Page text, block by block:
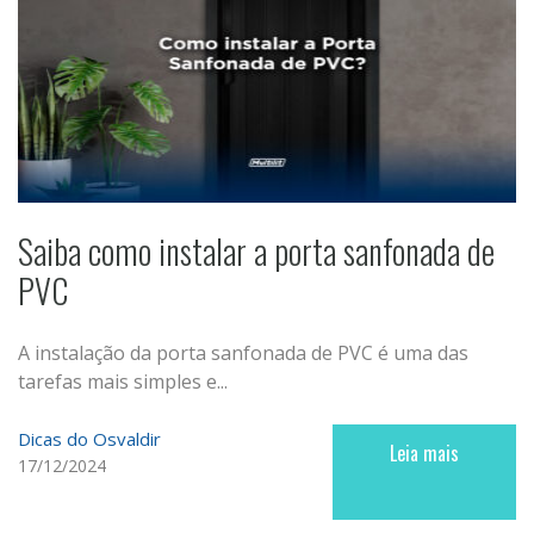
Saiba como instalar a porta sanfonada de
PVC
A instalação da porta sanfonada de PVC é uma das
tarefas mais simples e...
Dicas do Osvaldir
17/12/2024 Leia mais